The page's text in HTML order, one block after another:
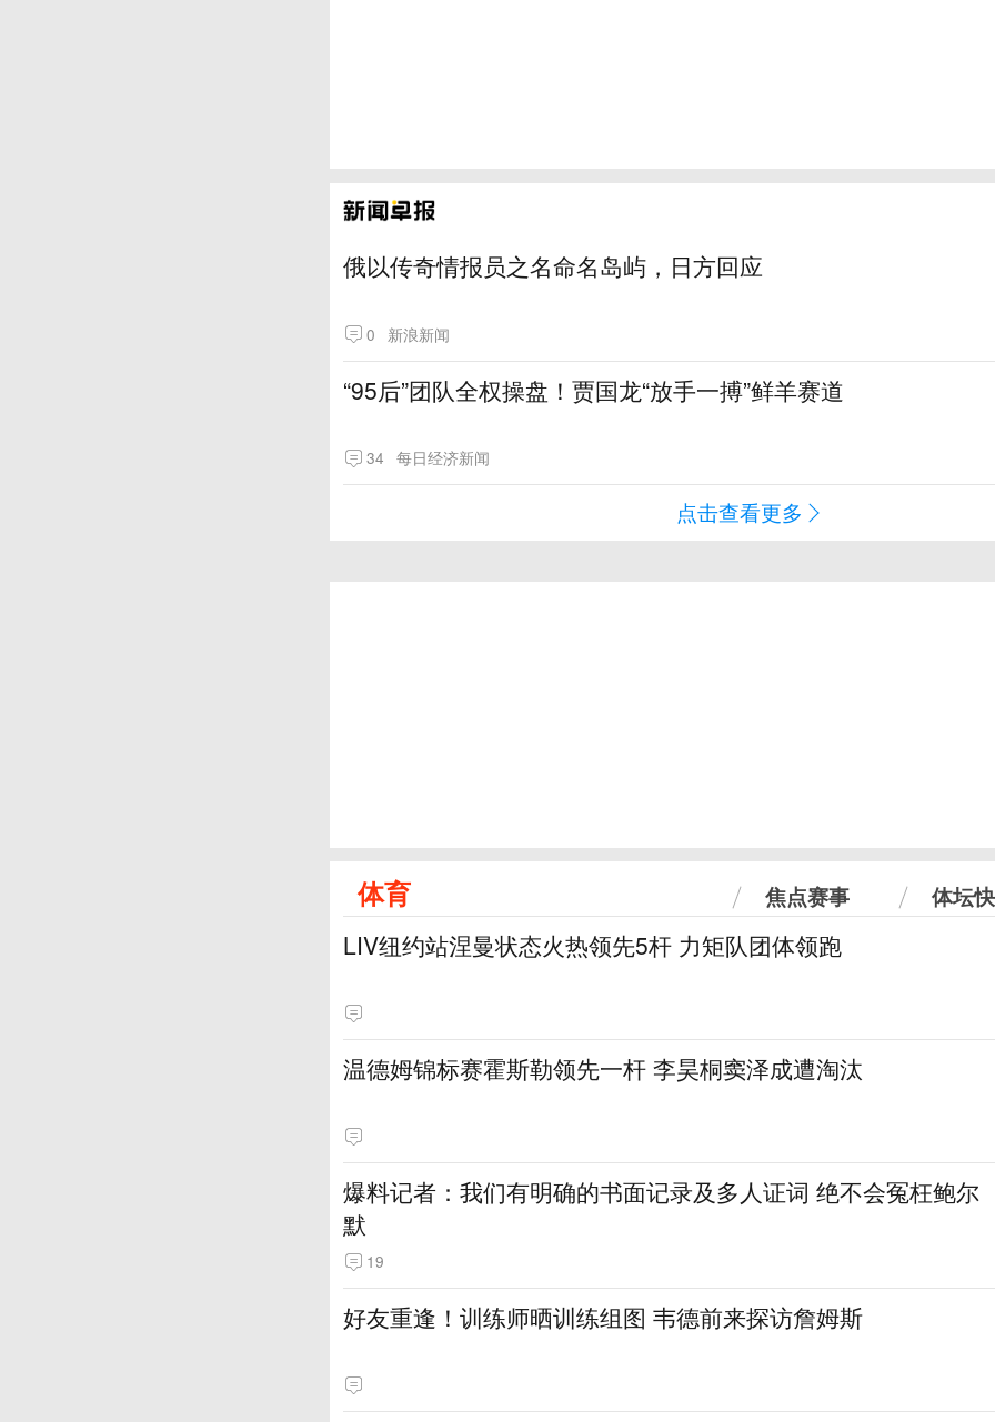
俄以传奇情报员之名命名岛屿，日方回应
0 新浪新闻
“95后”团队全权操盘！贾国龙“放手一搏”鲜羊赛道
34 每日经济新闻
点击查看更多
体育 焦点赛事 体坛
LIV纽约站涅曼状态火热领先5杆 力矩队团体领跑
温德姆锦标赛霍斯勒领先一杆 李昊桐窦泽成遭淘汰
爆料记者：我们有明确的书面记录及多人证词 绝不会冤枉鲍尔
默
19
好友重逢！训练师晒训练组图 韦德前来探访詹姆斯